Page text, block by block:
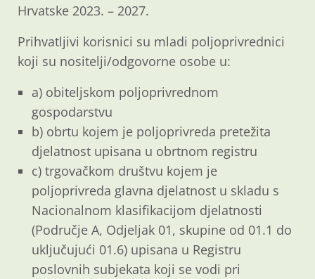
Hrvatske 2023. – 2027.
Prihvatljivi korisnici su mladi poljoprivrednici
koji su nositelji/odgovorne osobe u:
a) obiteljskom poljoprivrednom
gospodarstvu
b) obrtu kojem je poljoprivreda pretežita
djelatnost upisana u obrtnom registru
c) trgovačkom društvu kojem je
poljoprivreda glavna djelatnost u skladu s
Nacionalnom klasifikacijom djelatnosti
(Područje A, Odjeljak 01, skupine od 01.1 do
uključujući 01.6) upisana u Registru
poslovnih subjekata koji se vodi pri